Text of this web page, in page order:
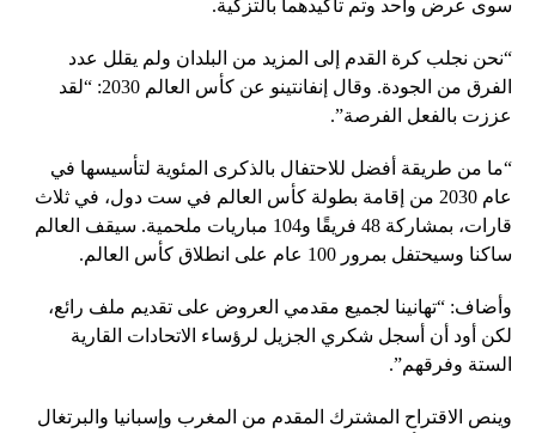
سوى عرض واحد وتم تأكيدهما بالتزكية.
“نحن نجلب كرة القدم إلى المزيد من البلدان ولم يقلل عدد
الفرق من الجودة. وقال إنفانتينو عن كأس العالم 2030: “لقد
عززت بالفعل الفرصة”.
“ما من طريقة أفضل للاحتفال بالذكرى المئوية لتأسيسها في
عام 2030 من إقامة بطولة كأس العالم في ست دول، في ثلاث
قارات، بمشاركة 48 فريقًا و104 مباريات ملحمية. سيقف العالم
ساكنا وسيحتفل بمرور 100 عام على انطلاق كأس العالم.
وأضاف: “تهانينا لجميع مقدمي العروض على تقديم ملف رائع،
لكن أود أن أسجل شكري الجزيل لرؤساء الاتحادات القارية
الستة وفرقهم”.
وينص الاقتراح المشترك المقدم من المغرب وإسبانيا والبرتغال